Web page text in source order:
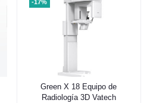
-17%
Añadir al carrito
Green X 18 Equipo de
Radiología 3D Vatech